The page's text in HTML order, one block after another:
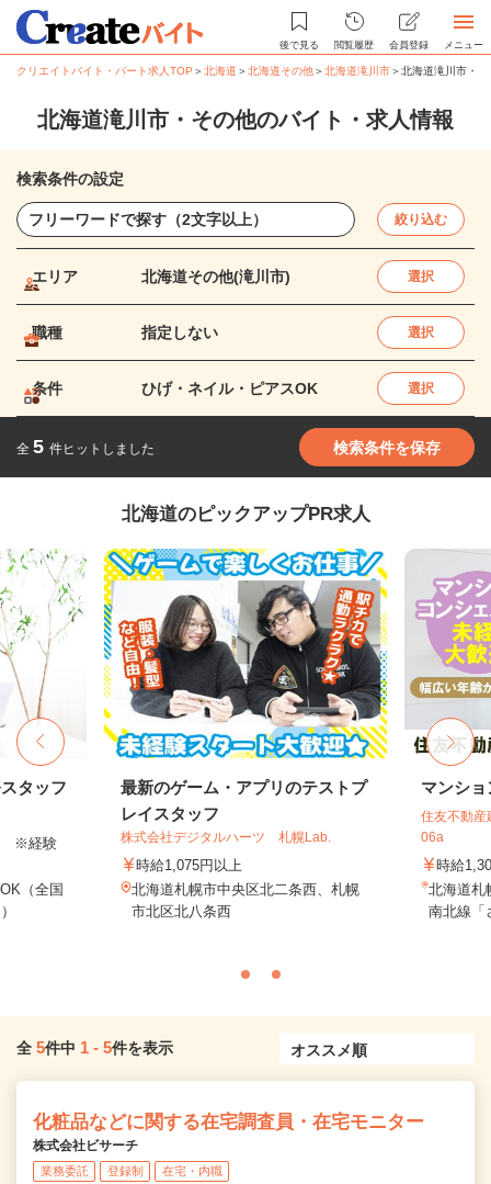
後で見る 閲覧履歴 会員登録 メニュー
クリエイトバイト・パート求人TOP ＞北海道 ＞北海道その他＞北海道滝川市＞北海道滝川市・
北海道滝川市・その他のバイト・求人情報
検索条件の設定
絞り込む
エリア 北海道その他(滝川市) 選択
職種 指定しない 選択
条件 ひげ・ネイル・ピアスOK 選択
全 5 件ヒットしました 検索条件を保存
北海道のピックアップPR求人
タッフ
※経験
（全国
最新のゲーム・アプリのテストプ
レイスタッフ
株式会社デジタルハーツ 札幌Lab.
時給1,075円以上
北海道札幌市中央区北二条西、札幌
市北区北八条西
マンシ
住友不動産
06a
時給
北海道札
南北線「
全 5件中 1 - 5件を表示
化粧品などに関する在宅調査員・在宅モニター
株式会社ビサーチ
業務委託 登録制 在宅・内職